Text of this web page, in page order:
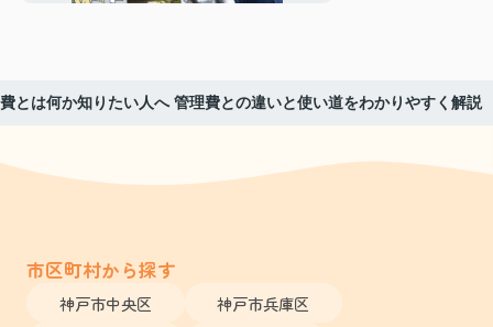
とは何か知りたい人へ 管理費との違いと使い道をわかりやすく解説
市区町村から探す
神戸市中央区
神戸市兵庫区